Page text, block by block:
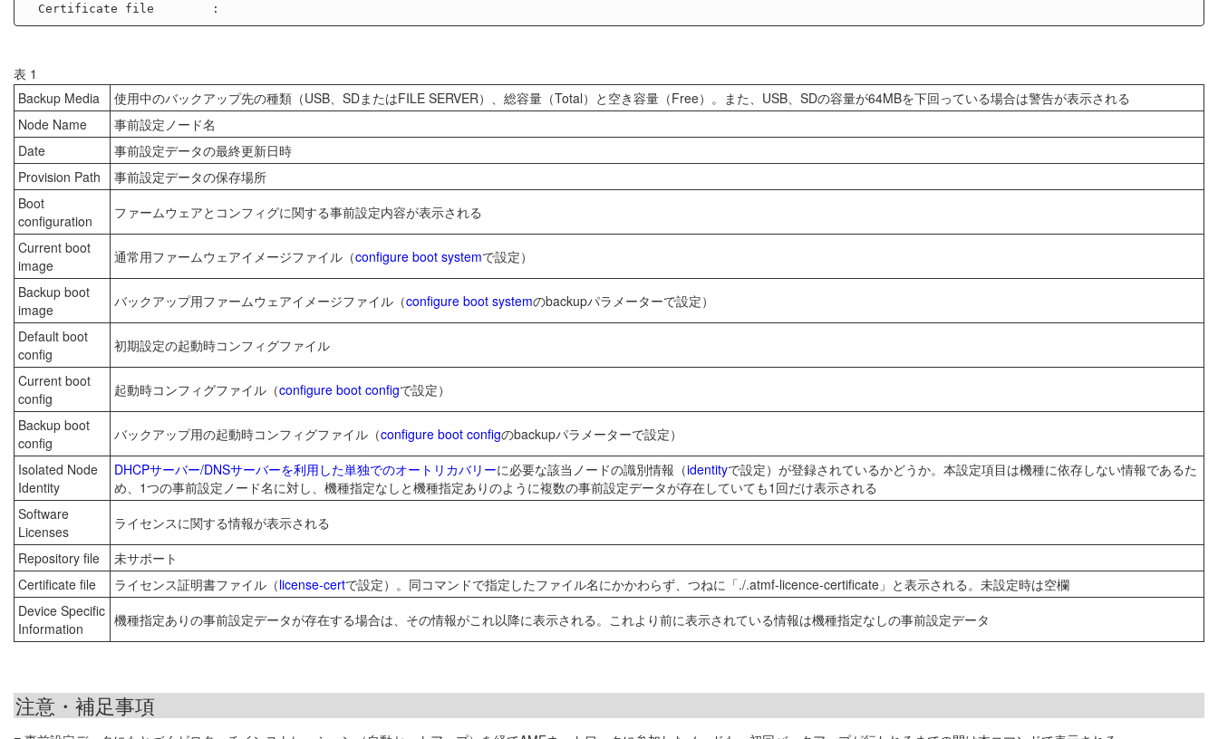
表 1
Backup Media
使用中のバックアップ先の種類（USB、SDまたはFILE SERVER）、総容量（Total）と空き容量（Free）。また、USB、SDの容量が64MBを下回っている場合は警告が表示される
Node Name
事前設定ノード名
Date
事前設定データの最終更新日時
Provision Path
事前設定データの保存場所
Boot
configuration
ファームウェアとコンフィグに関する事前設定内容が表示される
Current boot
image
通常用ファームウェアイメージファイル（configure boot systemで設定）
Backup boot
image
バックアップ用ファームウェアイメージファイル（configure boot systemのbackupパラメーターで設定）
Default boot
config
初期設定の起動時コンフィグファイル
Current boot
config
起動時コンフィグファイル（configure boot configで設定）
Backup boot
config
バックアップ用の起動時コンフィグファイル（configure boot configのbackupパラメーターで設定）
Isolated Node
Identity
DHCPサーバー/DNSサーバーを利用した単独でのオートリカバリーに必要な該当ノードの識別情報（identityで設定）が登録されているかどうか。本設定項目は機種に依存しない情報であるた
め、1つの事前設定ノード名に対し、機種指定なしと機種指定ありのように複数の事前設定データが存在していても1回だけ表示される
Software
Licenses
ライセンスに関する情報が表示される
Repository file
未サポート
Certificate file
ライセンス証明書ファイル（license-certで設定）。同コマンドで指定したファイル名にかかわらず、つねに「./.atmf-licence-certificate」と表示される。未設定時は空欄
Device Specific
Information
機種指定ありの事前設定データが存在する場合は、その情報がこれ以降に表示される。これより前に表示されている情報は機種指定なしの事前設定データ
注意・補足事項